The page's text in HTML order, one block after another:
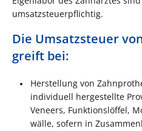
umsatzsteuerpflichtig.
Die Umsatzsteuer
greift bei:
Herstellung von
individuell hergestellte
Veneers, Funktionslöffel,
wälle, sofern in